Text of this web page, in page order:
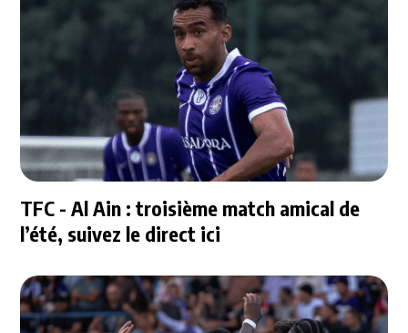
TFC - Al Ain : troisième match amical de
l’été, suivez le direct ici